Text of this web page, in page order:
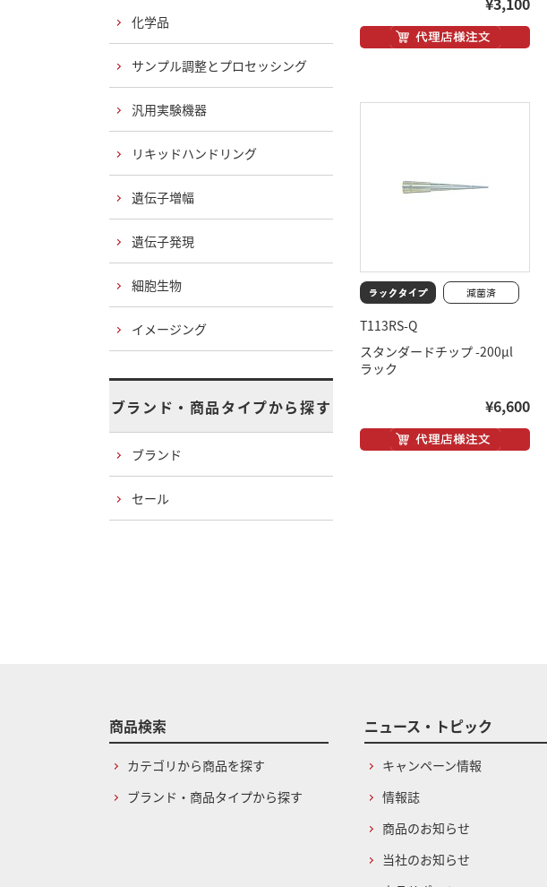
T113RS-Q
スタンダードチップ -200μl
ラック
¥6,600
化学品
サンプル調整とプロセッシング
汎用実験機器
リキッドハンドリング
遺伝子増幅
遺伝子発現
細胞生物
イメージング
ブランド・商品タイプから探す
ブランド
セール
商品検索
カテゴリから商品を探す
ブランド・商品タイプから探す
ニュース・トピック
キャンペーン情報
情報誌
商品のお知らせ
当社のお知らせ